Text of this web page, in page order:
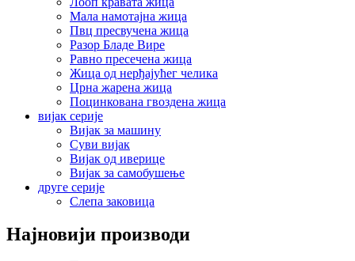
Мала намотајна жица
Пвц пресвучена жица
Разор Бладе Вире
Равно пресечена жица
Жица од нерђајућег челика
Црна жарена жица
Поцинкована гвоздена жица
вијак серије
Вијак за машину
Суви вијак
Вијак од иверице
Вијак за самобушење
друге серије
Слепа заковица
Најновији производи